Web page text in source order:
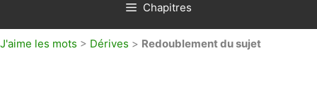
Chapitres
J'aime les mots > Dérives > Redoublement du sujet